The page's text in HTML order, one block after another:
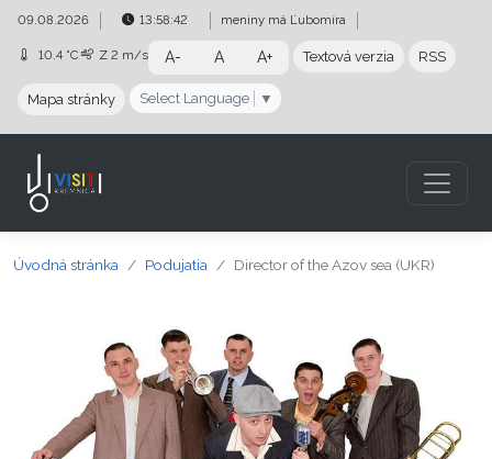
Preskočiť na obsah
Preskočiť na hlavné menu
09.08.2026 13:58:43 meniny má Ľubomíra
10.4 °C Z 2 m/s A- A A+ Textová verzia RSS
Mapa stránky Select Language ▼
Úvodná stránka Podujatia Director of the Azov sea (UKR)